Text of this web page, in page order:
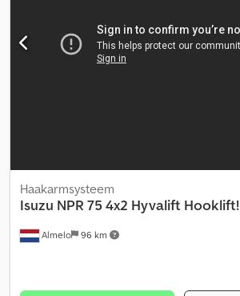
Almelo 96 km
Haakarmsysteem
Isuzu NPR 75 4x2 Hyvalift Hooklift!